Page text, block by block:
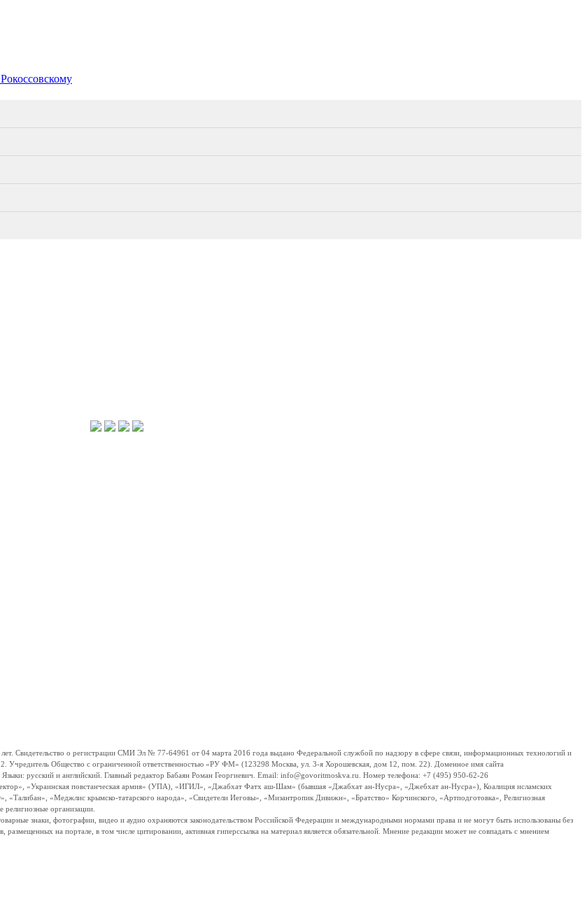
о регистрации СМИ Эл № 77-64961 от 04 марта 2016 года выдано Федеральной службой по надзору в сфере связи, информационных технологий и
Общество с ограниченной ответственностью «РУ ФМ» (123298 Москва, ул. 3-я Хорошевская, дом 12, пом. 22). Доменное имя сайта
русский и английский. Главный редактор Бабаян Роман Георгиевич. Email: info@govoritmoskva.ru. Номер телефона: +7 (495) 950-62-26
«Украинская повстанческая армия» (УПА), «ИГИЛ», «Джабхат Фатх аш-Шам» (бывшая «Джабхат ан-Нусра», «Джебхат ан-Нусра»), Коалиция исламских
«Меджлис крымско-татарского народа», «Свидетели Иеговы», «Мизантропик Дивижн», «Братство» Корчинского, «Артподготовка», Религиозная
организации.
знаки, фотографии, видео и аудио охраняются законодательством Российской Федерации и международными нормами права и не могут быть использованы без
на портале, в том числе цитировании, активная гиперссылка на материал является обязательной. Мнение редакции может не совпадать с мнением